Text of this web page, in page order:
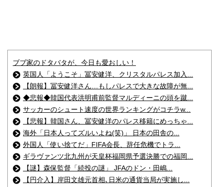
ブブ家のドタバタが、今日も愛おしい！
英国人「ようこそ」冨安健洋、クリスタルパレス加入...
【朗報】冨安健洋さん…もしパレスで大きな故障が無...
◆悲報◆韓国代表洪明甫前監督マルディーニの頭を蹴...
サッカーのシュート速度の世界ランキングがコチラw...
【悲報】韓国さん、冨安健洋のパレス移籍にめっちゃ...
海外「日本人ってズルいよね(笑)」 日本の田舎の...
外国人「使い捨てだ」FIFA会長、辞任危機でトラ...
ギラヴァンツ北九州が天皇杯福岡県予選決勝での福岡...
【謎】森保監督「続投の謎」 JFAのドン・田嶋...
【円介入】岸田文雄元首相､日米の通貨当局が実施し...